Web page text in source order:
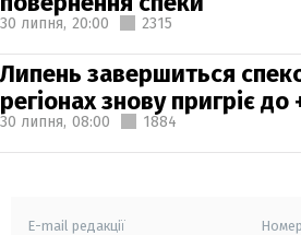
30 липня, 20:00 2315
Липень завершиться
регіонах знову пригріє до
30 липня, 08:00 1884
E-mail редакції